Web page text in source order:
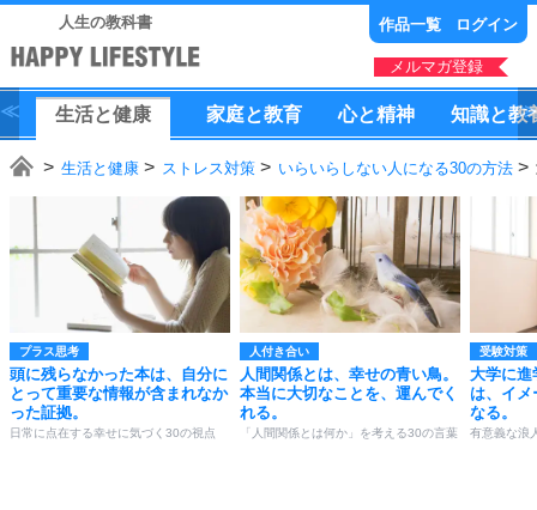
人生の教科書 作品一覧 ログイン
メルマガ登録
生活と健康 家庭と教育 心と精神 知識と教
生活と健康 ストレス対策 いらいらしない人になる30の方法
プラス思考
頭に残らなかった本は、自分に
とって重要な情報が含まれなか
った証拠。
日常に点在する幸せに気づく30の視点
人付き合い
人間関係とは、幸せの青い鳥。
本当に大切なことを、運んでく
れる。
「人間関係とは何か」を考える30の言葉
受験対策
大学に進
は、イ
なる。
有意義な浪